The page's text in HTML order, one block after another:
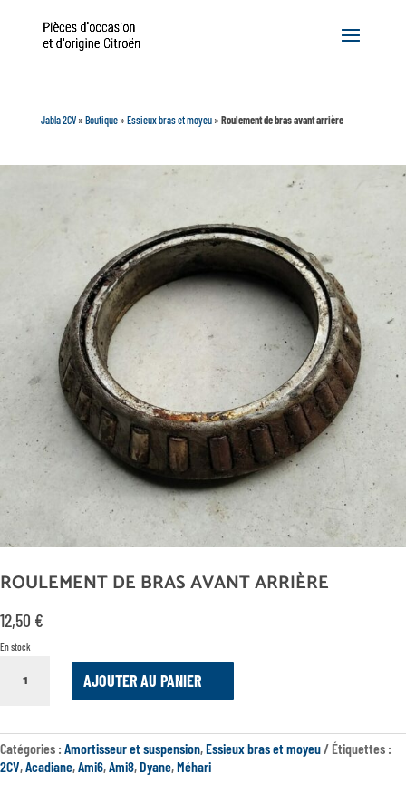
Jabla 2CV» Boutique» Essieux bras et moyeu» Roulement de bras avant arrière
ROULEMENT DE BRAS AVANT ARRIÈRE
12,50 €
En stock
BRAS
AVANT
ARRIÈRE
AJOUTER AU PANIER
Catégories : Amortisseur et suspension,Essieux bras et moyeu
Étiquettes :
2CV,Acadiane,Ami6,Ami8,Dyane,Méhari